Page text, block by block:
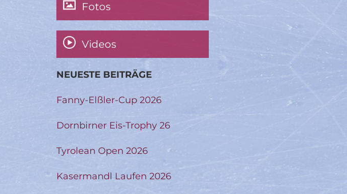
Fotos
Videos
NEUESTE BEITRÄGE
Fanny-Elßler-Cup 2026
Dornbirner Eis-Trophy 26
Tyrolean Open 2026
Kasermandl Laufen 2026